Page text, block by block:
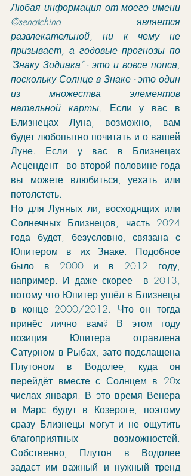
Любая информация от моего имени
©senatchina является
развлекательной, ни к чему не
призывает, а годовые прогнозы по
"Знаку Зодиака" - это и вовсе попса,
поскольку Солнце в Знаке - это один
из множества элементов
натальной карты. Если у вас в
Близнецах Луна, возможно, вам
будет любопытно почитать и о вашей
Луне. Если у вас в Близнецах
Асцендент - во второй половине года
вы можете влюбиться, уехать или
потолстеть.
Но для Лунных ли, восходящих или
Солнечных Близнецов, часть 2024
года будет, безусловно, связана с
Юпитером в их Знаке. Подобное
было в 2000 и в 2012 году,
например. И даже скорее - в 2013,
потому что Юпитер ушёл в Близнецы
в конце 2000/2012. Что он тогда
принёс лично вам? В этом году
позиция Юпитера отравлена
Сатурном в Рыбах, зато подслащена
Плутоном в Водолее, куда он
перейдёт вместе с Солнцем в 20х
числах января. В это время Венера
и Марс будут в Козероге, поэтому
сразу Близнецы могут и не ощутить
благоприятных возможностей.
Собственно, Плутон в Водолее
задаст им важный и нужный тренд